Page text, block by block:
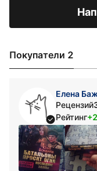
Покупатели 2
Елена
Рецензий
Рейтинг+2